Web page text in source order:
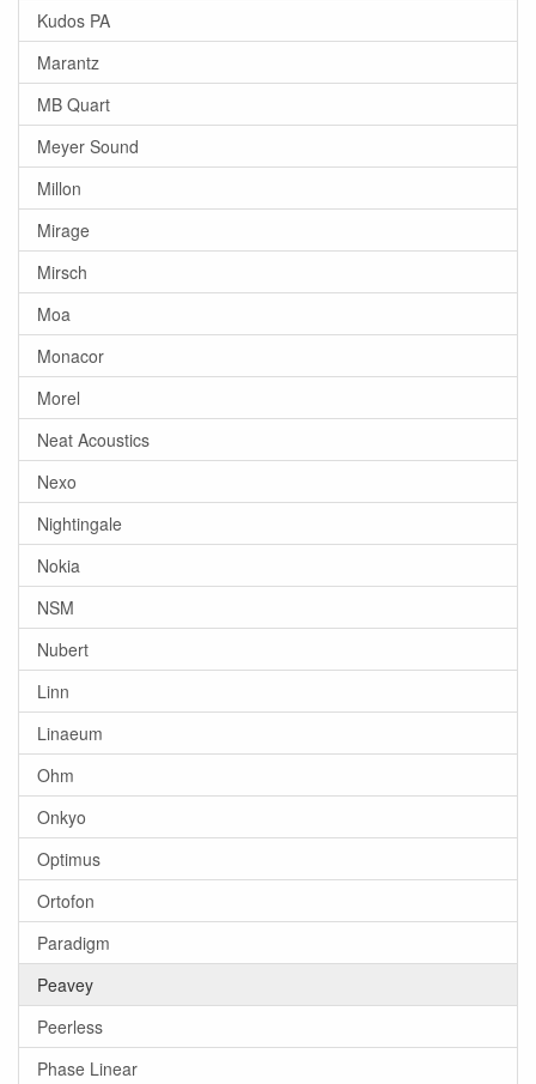
Kudos PA
Marantz
MB Quart
Meyer Sound
Millon
Mirage
Mirsch
Moa
Monacor
Morel
Neat Acoustics
Nexo
Nightingale
Nokia
NSM
Nubert
Linn
Linaeum
Ohm
Onkyo
Optimus
Ortofon
Paradigm
Peavey
Peerless
Phase Linear